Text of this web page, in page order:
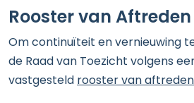
Rooster van Aftreden
Om continuïteit en vernieuwing
de Raad van Toezicht volgens
vastgesteld rooster van aftreden